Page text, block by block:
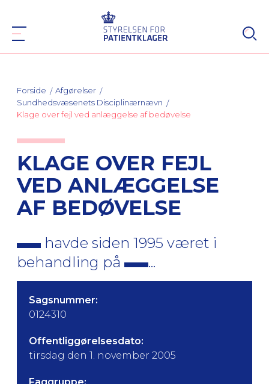
Forside
Afgørelser
Sundhedsvæsenets Disciplinærnævn
Klage over fejl ved anlæggelse af bedøvelse
KLAGE OVER FEJL
VED ANLÆGGELSE
AF BEDØVELSE
havde siden 1995 været i
behandling på
...
Sagsnummer:
0124310
Offentliggørelsesdato:
tirsdag den 1. november 2005